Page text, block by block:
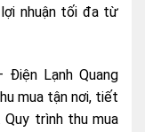
nhuận tối đa từ
Lạnh Quang
mua tận nơi, tiết
trình thu mua